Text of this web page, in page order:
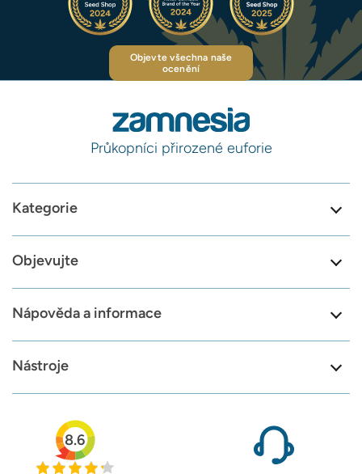
Objevte všechna naše
ocenění
Průkopníci přirozené euforie
Kategorie
Objevujte
Nápověda a informace
Nástroje
8.6